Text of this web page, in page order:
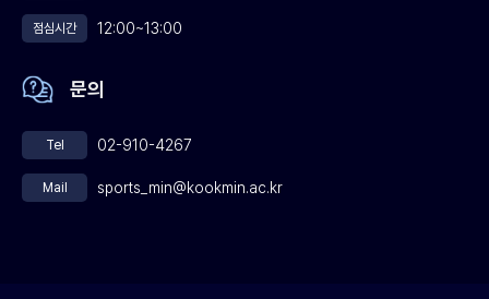
점심시간 12:00~13:00
문의
Tel 02-910-4267
Mail sports_min@kookmin.ac.kr